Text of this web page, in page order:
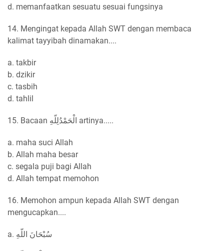
d. memanfaatkan sesuatu sesuai fungsinya
14. Mengingat kepada Allah SWT dengan membaca
kalimat tayyibah dinamakan....
a. takbir
b. dzikir
c. tasbih
d. tahlil
15. Bacaan الْحَمْدُلِلّهِ artinya.....
a. maha suci Allah
b. Allah maha besar
c. segala puji bagi Allah
d. Allah tempat memohon
16. Memohon ampun kepada Allah SWT dengan
mengucapkan....
a. سُبْحَانَ اللّهِ